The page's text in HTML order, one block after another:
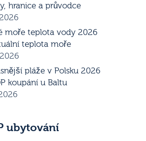
hranice a průvodce
moře teplota vody 2026
teplota moře
pláže v Polsku 2026
koupání u Baltu
ubytování